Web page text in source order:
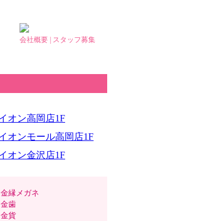
会社概要 スタッフ募集
金縁メガネ
金歯
金貨